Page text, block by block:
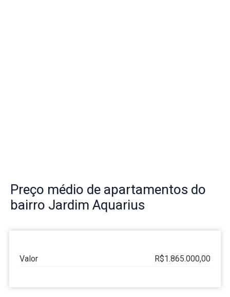
Preço médio de apartamentos do
bairro Jardim Aquarius
Valor R$1.865.000,00